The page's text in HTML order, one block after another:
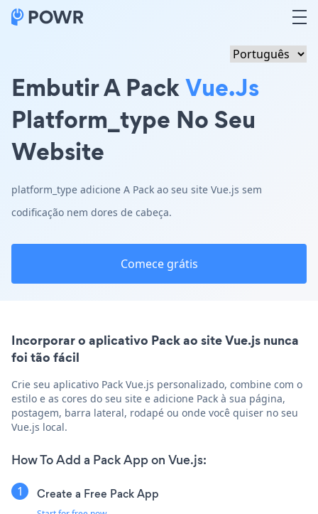
Embutir A PackVue.js
Platform_type No Seu
Website
platform_type adicione A Pack ao seu site Vue.js sem
codificação nem dores de cabeça.
Comece grátis
Incorporar o aplicativo Pack ao site Vue.js nunca
foi tão fácil
Crie seu aplicativo Pack Vue.js personalizado, combine com o
estilo e as cores do seu site e adicione Pack à sua página,
postagem, barra lateral, rodapé ou onde você quiser no seu
Vue.js local.
How To Add a Pack App on Vue.js:
Create a Free Pack App